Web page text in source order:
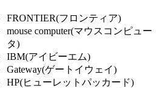
FRONTIER(フロンティア)
mouse computer(マウスコンピュー
タ)
IBM(アイビーエム)
Gateway(ゲートイウェイ)
HP(ヒューレットパッカード)